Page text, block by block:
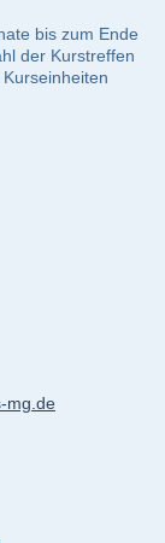
bis zum Ende
der Kurstreffen
mg.de